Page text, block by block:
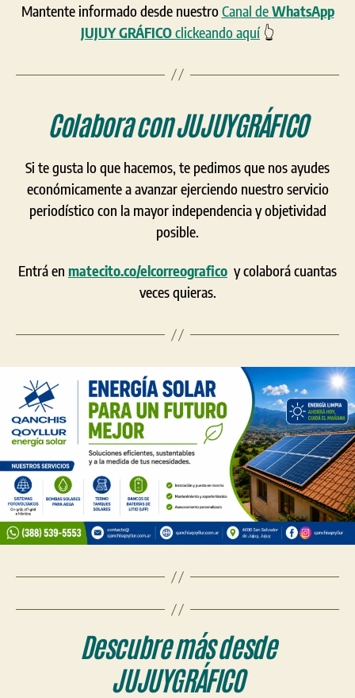
Mantente informado desde nuestroCanal deWhatsApp
JUJUY GRÁFICOclickeando aquí👆
Colabora conJUJUYGRÁFICO
Si te gusta lo que hacemos, te pedimos que nos ayudes
económicamente a avanzar ejerciendo nuestro servicio
periodístico con la mayor independencia y objetividad
posible.
Entrá en matecito.co/elcorreografico y colaborá cuantas
veces quieras.
Descubre más desde
JUJUYGRÁFICO